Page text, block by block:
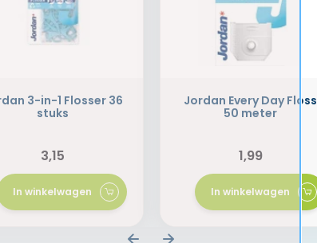
3-in-1 Flosser 36
stuks
3,15
In winkelwagen
Jordan Every Day Floss
50 meter
1,99
In winkelwagen